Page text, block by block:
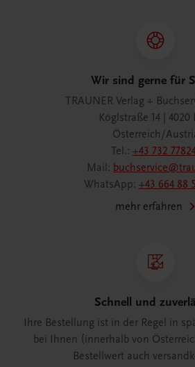
Wir sind gerne für
TRAUNER Verlag +
Köglstraße 14 | 4020
Österreich/
Tel.: +43 732
Mail:
WhatsApp: +43 664 88
mehr erfahren
Schnell und
Ihre Bestellung ist in der Regel in
bei Ihnen (innerhalb von
Bestellwert auch